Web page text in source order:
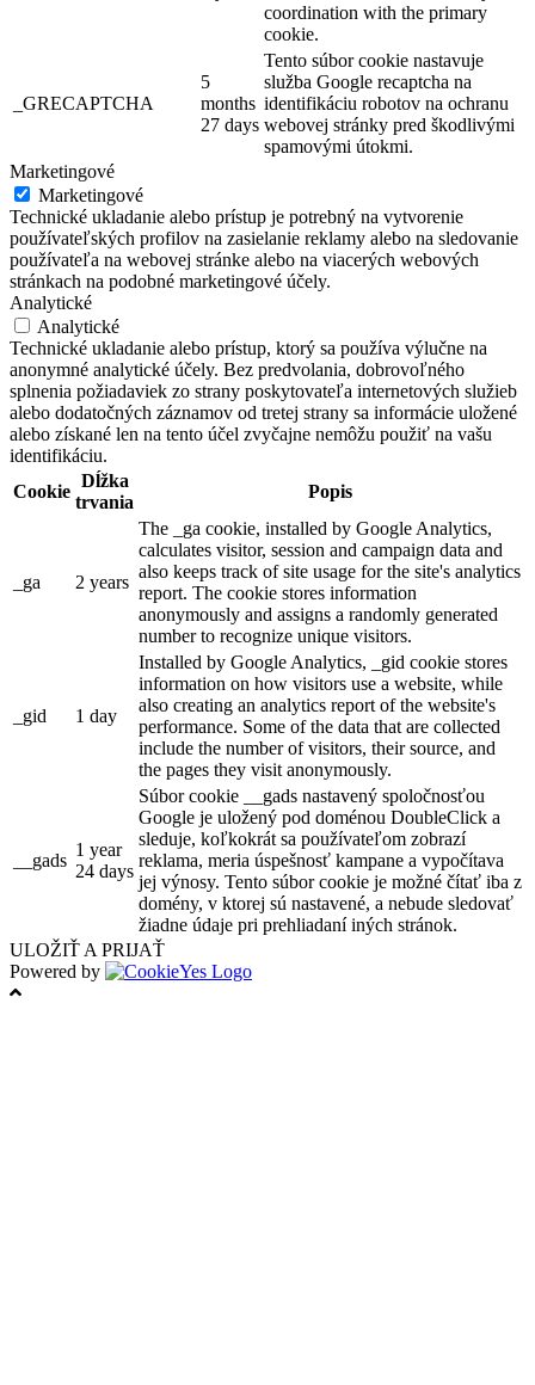
coordination with the primary
cookie.
_GRECAPTCHA
5
months
27 days
Tento súbor cookie nastavuje
služba Google recaptcha na
identifikáciu robotov na ochranu
webovej stránky pred škodlivými
spamovými útokmi.
Marketingové
Marketingové
Technické ukladanie alebo prístup je potrebný na vytvorenie
používateľských profilov na zasielanie reklamy alebo na sledovanie
používateľa na webovej stránke alebo na viacerých webových
stránkach na podobné marketingové účely.
Analytické
Analytické
Technické ukladanie alebo prístup, ktorý sa používa výlučne na
anonymné analytické účely. Bez predvolania, dobrovoľného
splnenia požiadaviek zo strany poskytovateľa internetových služieb
alebo dodatočných záznamov od tretej strany sa informácie uložené
alebo získané len na tento účel zvyčajne nemôžu použiť na vašu
identifikáciu.
Cookie
Dĺžka
trvania
Popis
_ga 2 years
The _ga cookie, installed by Google Analytics,
calculates visitor, session and campaign data and
also keeps track of site usage for the site's analytics
report. The cookie stores information
anonymously and assigns a randomly generated
number to recognize unique visitors.
_gid 1 day
Installed by Google Analytics, _gid cookie stores
information on how visitors use a website, while
also creating an analytics report of the website's
performance. Some of the data that are collected
include the number of visitors, their source, and
the pages they visit anonymously.
__gads
1 year
24 days
Súbor cookie __gads nastavený spoločnosťou
Google je uložený pod doménou DoubleClick a
sleduje, koľkokrát sa používateľom zobrazí
reklama, meria úspešnosť kampane a vypočítava
jej výnosy. Tento súbor cookie je možné čítať iba z
domény, v ktorej sú nastavené, a nebude sledovať
žiadne údaje pri prehliadaní iných stránok.
ULOŽIŤ A PRIJAŤ
Powered by